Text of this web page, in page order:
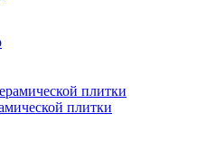
плитки